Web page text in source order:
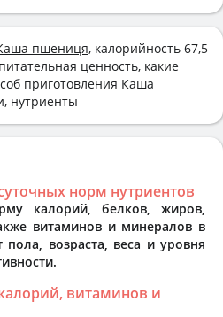
пшениця, калорийность 67,5
ценность, какие
приготовления Каша
нутриенты
норм нутриентов
калорий, белков, жиров,
витаминов и минералов в
пола, возраста, веса и уровня
витаминов и